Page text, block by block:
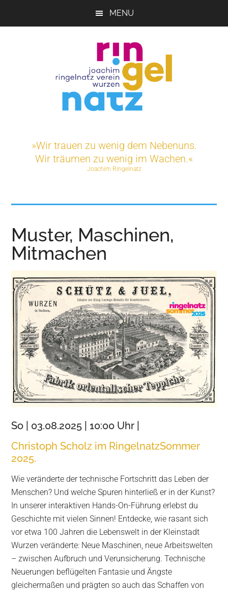
MENU
Ringelnatz-
Verein
e.V.
Projekte
in
Wurzen
»Wir trauen zu wenig dem Nebenuns.
Wir träumen zu wenig im Wachen.«
Joachim Ringelnatz
Muster, Maschinen,
Mitmachen
So | 03.08.2025 | 10:00 Uhr |
Christoph Scholz im RingelnatzSommer
2025.
Wie veränderte der technische Fortschritt das Leben der
Menschen? Und welche Spuren hinterließ er in der Kunst?
In unserer interaktiven Hands-On-Führung erlebst du
Geschichte mit vielen Sinnen! Entdecke, wie rasant sich
vor etwa 100 Jahren die Lebenswelt in der Kleinstadt
Wurzen veränderte: Neue Maschinen, neue Arbeitswelten
– zwischen Aufbruch und Verunsicherung. Technische
Neuerungen beflügelten Fantasie und Ängste
gleichermaßen und prägten so auch das Schaffen von